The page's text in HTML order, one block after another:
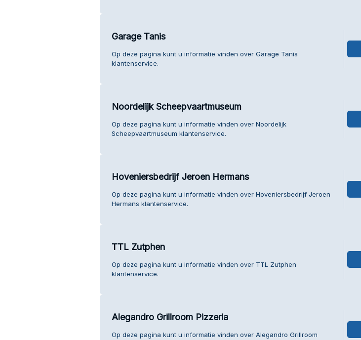
Garage Tanis
Op deze pagina kunt u informatie vinden over Garage Tanis
klantenservice.
Noordelijk Scheepvaartmuseum
Op deze pagina kunt u informatie vinden over Noordelijk
Scheepvaartmuseum klantenservice.
Hoveniersbedrijf Jeroen Hermans
Op deze pagina kunt u informatie vinden over Hoveniersbedrijf Jeroen
Hermans klantenservice.
TTL Zutphen
Op deze pagina kunt u informatie vinden over TTL Zutphen
klantenservice.
Alegandro Grillroom Pizzeria
Op deze pagina kunt u informatie vinden over Alegandro Grillroom